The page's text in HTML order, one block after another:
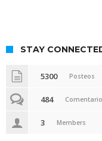
STAY
5300 Posteos
484
3 Members